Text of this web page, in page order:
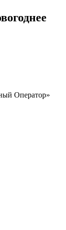
Оператор»